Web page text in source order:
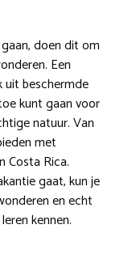
doen dit om
Een
beschermde
kunt gaan voor
natuur. Van
met
Costa Rica.
gaat, kun je
en echt
kennen.